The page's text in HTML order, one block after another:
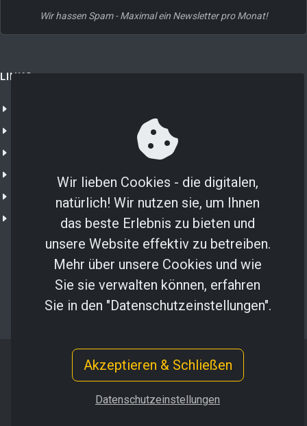
Wir hassen Spam - Maximal ein Newsletter pro Monat!
LINKS
NXTGN Secure SIM
Copyright © 2024 NXTGN Solutions GmbH
Impressum / Datenschutz
Wir lieben Cookies - die digitalen,
natürlich! Wir nutzen sie, um Ihnen
das beste Erlebnis zu bieten und
unsere Website effektiv zu betreiben.
Mehr über unsere Cookies und wie
Sie sie verwalten können, erfahren
Sie in den "Datenschutzeinstellungen".
Akzeptieren & Schließen
Datenschutzeinstellungen